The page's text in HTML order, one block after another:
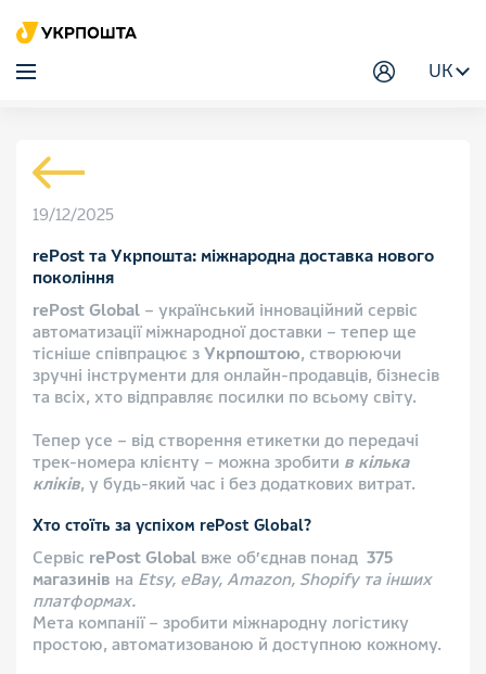
UK
19/12/2025
rePost та Укрпошта: міжнародна доставка нового
покоління
rePost Global – український інноваційний сервіс
автоматизації міжнародної доставки – тепер ще
тісніше співпрацює з Укрпоштою, створюючи
зручні інструменти для онлайн-продавців, бізнесів
та всіх, хто відправляє посилки по всьому світу.
Тепер усе – від створення етикетки до передачі
трек-номера клієнту – можна зробити в кілька
кліків, у будь-який час і без додаткових витрат.
Хто стоїть за успіхом rePost Global?
Сервіс rePost Global вже об’єднав понад 375
магазинів на Etsy, eBay, Amazon, Shopify та інших
платформах.
Мета компанії – зробити міжнародну логістику
простою, автоматизованою й доступною кожному.